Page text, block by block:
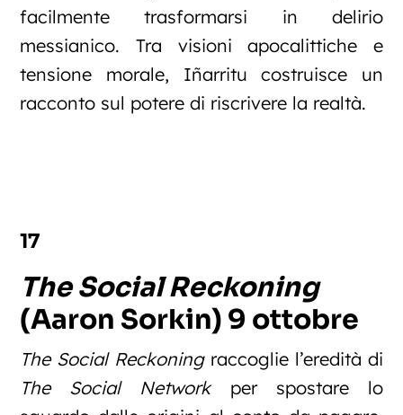
facilmente trasformarsi in delirio
messianico. Tra visioni apocalittiche e
tensione morale, Iñarritu costruisce un
racconto sul potere di riscrivere la realtà.
17
The Social Reckoning
(Aaron Sorkin) 9 ottobre
The Social Reckoning raccoglie l’eredità di
The Social Network per spostare lo